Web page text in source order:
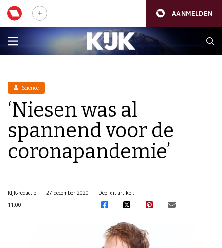
AANMELDEN
Science
‘Niesen was al
spannend voor de
coronapandemie’
KIJK-redactie
27 december 2020
11:00
Deel dit artikel: